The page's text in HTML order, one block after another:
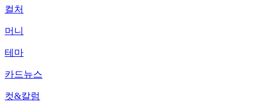
컬처
머니
테마
카드뉴스
컷&칼럼